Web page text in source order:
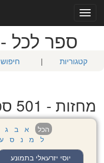
Toggle
navigation
ספר לכל
קטגוריות | חיפוש
מחזות - 501 ספרים
הכל א ב ג
ל
מ נ ס ע
יוסי יזרעאלי בתמונע